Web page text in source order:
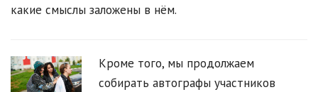
какие смыслы заложены в нём.
Кроме того, мы продолжаем
собирать автографы участников